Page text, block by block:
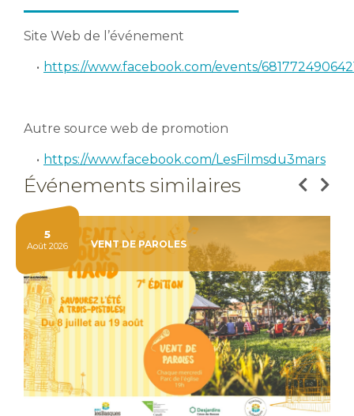
Site Web de l’événement
https://www.facebook.com/events/
Autre source web de promotion
https://www.facebook.com/LesFilmsdu3mars
Événements similaires
VENT DE PAROLES
5
Août 2026